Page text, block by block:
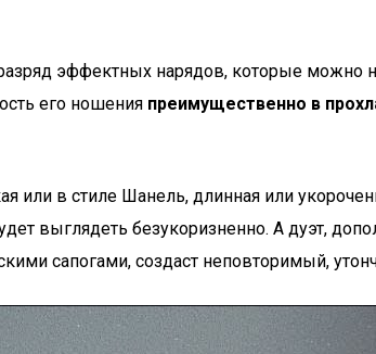
эффектных нарядов, которые можно
его ношения преимущественно в
или в стиле Шанель, длинная или
выглядеть безукоризненно. А дуэт,
сапогами, создаст неповторимый,